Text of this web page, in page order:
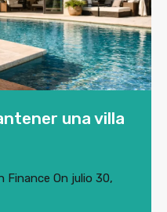
una villa
Finance On julio 30,